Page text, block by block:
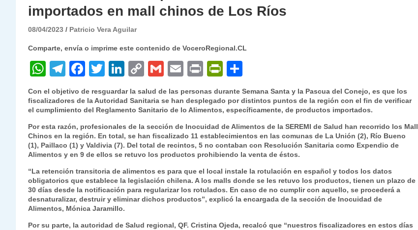
importados en mall chinos de Los Ríos
08/04/2023 Patricio Vera Aguilar
Comparte, envía o imprime este contenido de VoceroRegional.CL
W
h
at
s
A
p
p
T
el
e
gr
a
m
F
c
e
b
o
o
k
T
itt
er
Li
n
k
e
dI
n
C
o
p
y
Li
n
k
G
m
ai
l
E
ai
l
P
nt
P
nt
Fr
ie
n
dl
y
o
m
p
ar
tir
Con el objetivo de resguardar la salud de las personas durante Semana Santa y la Pascua del Conejo, es que los
fiscalizadores de la Autoridad Sanitaria se han desplegado por distintos puntos de la región con el fin de verificar
el cumplimiento del Reglamento Sanitario de lo Alimentos, específicamente, de productos importados.
Por esta razón, profesionales de la sección de Inocuidad de Alimentos de la SEREMI de Salud han recorrido los Mall
Chinos en la región. En total, se han fiscalizado 11 establecimientos en las comunas de La Unión (2), Río Bueno
(1), Paillaco (1) y Valdivia (7). Del total de recintos, 5 no contaban con Resolución Sanitaria como Expendio de
Alimentos y en 9 de ellos se retuvo los productos prohibiendo la venta de éstos.
“La retención transitoria de alimentos es para que el local instale la rotulación en español y todos los datos
obligatorios que establece la legislación chilena. A los malls donde se les retuvo los productos, tienen un plazo de
30 días desde la notificación para regularizar los rotulados. En caso de no cumplir con aquello, se procederá a
desnaturalizar, destruir y eliminar dichos productos”, explicó la encargada de la sección de Inocuidad de
Alimentos, Mónica Jaramillo.
Por su parte, la autoridad de Salud regional, QF. Cristina Ojeda, recalcó que “nuestros fiscalizadores en estos días